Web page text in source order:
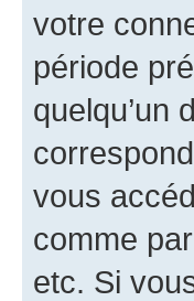
votre
période
quelqu’un
vous
comme
etc. Si